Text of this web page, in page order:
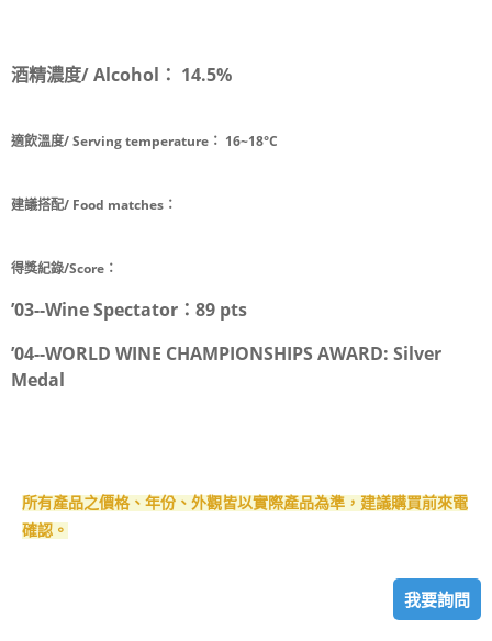
酒精濃度/ Alcohol： 14.5%
適飲溫度/ Serving temperature： 16~18°C
建議搭配/ Food matches：
得獎紀錄/Score：
’03--Wine Spectator：89 pts
’04--WORLD WINE CHAMPIONSHIPS AWARD: Silver
Medal
所有產品之價格、年份、外觀皆以實際產品為準，建議購買前來電
確認。
我要詢問